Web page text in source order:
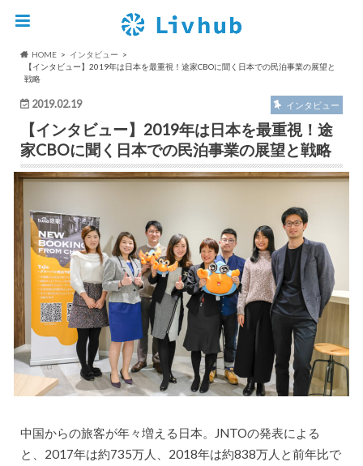
HOME
インタビュー
【インタビュー】2019年は日本を最重視！途家CBOに聞く日本での民泊事業の展望と
戦略
2019.02.19 インタビュー
【インタビュー】2019年は日本を最重視！途
家CBOに聞く日本での民泊事業の展望と戦略
中国からの旅客が年々増える日本。JNTOの発表による
と、2017年は約735万人、2018年は約838万人と前年比で